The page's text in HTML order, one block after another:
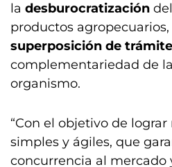
la desburocratización
productos agropecuarios,
superposición de
complementariedad de
organismo.
“Con el objetivo de
simples y ágiles, que
concurrencia al mercado